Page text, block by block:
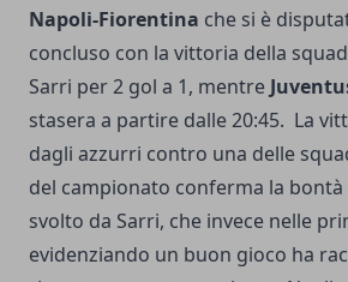
Napoli-Fiorentina che si è
concluso con la vittoria della
Sarri per 2 gol a 1, mentre
stasera a partire dalle 20:45. La
dagli azzurri contro una delle
del campionato conferma la
svolto da Sarri, che invece nelle
evidenziando un buon gioco ha